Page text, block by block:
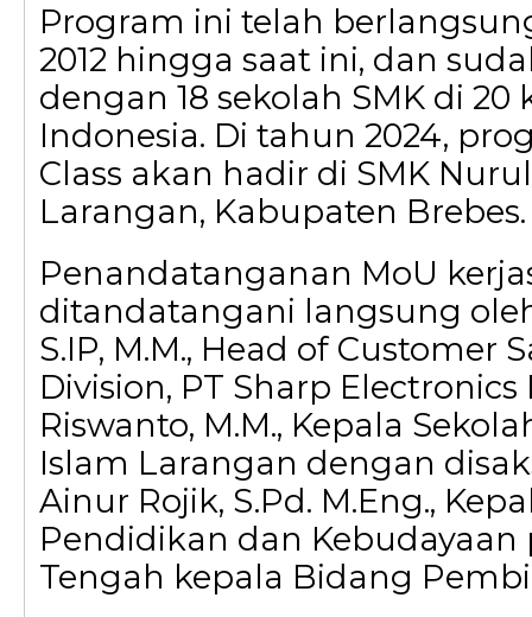
Program ini telah
2012 hingga saat ini, dan
dengan 18 sekolah SMK di
Indonesia. Di tahun 2024,
Class akan hadir di SMK
Larangan, Kabupaten
Penandatanganan MoU
ditandatangani langsung
S.IP, M.M., Head of Customer
Division, PT Sharp Electronics
Riswanto, M.M., Kepala
Islam Larangan dengan
Ainur Rojik, S.Pd. M.Eng.,
Pendidikan dan Kebudayaan
Tengah kepala Bidang